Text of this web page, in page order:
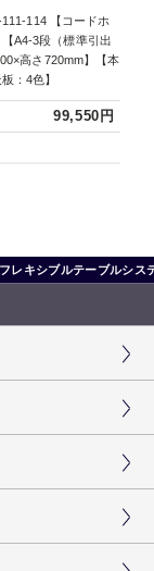
114 【コードホ
A4-3段（標準引出
高さ720mm】【本
：4色】
99,550円
レキシブルテーブルシ